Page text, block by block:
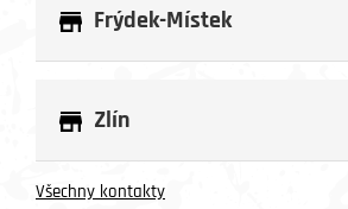
Frýdek-Místek
Zlín
Všechny kontakty